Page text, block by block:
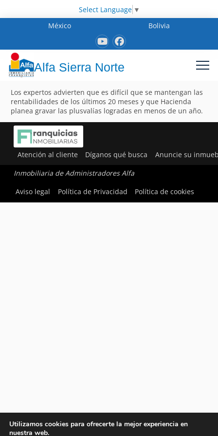
Select Language ▼
México
Bolivia
Alfa Sierra Norte
Los expertos advierten que es difícil que se mantengan las
rentabilidades de los últimos 20 meses y que Hacienda
planea gravar las plusvalías logradas en menos de un año.
Atención al cliente Díganos qué busca Anuncie su
Inmobiliaria de Administradores Alfa
Aviso legal
Política de Privacidad Política de cookies
Utilizamos cookies para ofrecerte la mejor experiencia en
nuestra web.